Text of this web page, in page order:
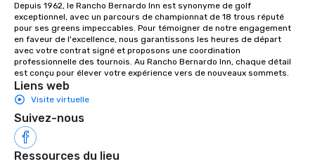
Depuis 1962, le Rancho Bernardo Inn est synonyme de golf
exceptionnel, avec un parcours de championnat de 18 trous réputé
pour ses greens impeccables. Pour témoigner de notre engagement
en faveur de l'excellence, nous garantissons les heures de départ
avec votre contrat signé et proposons une coordination
professionnelle des tournois. Au Rancho Bernardo Inn, chaque détail
est conçu pour élever votre expérience vers de nouveaux sommets.
Liens web
Visite virtuelle
Suivez-nous
Ressources du lieu